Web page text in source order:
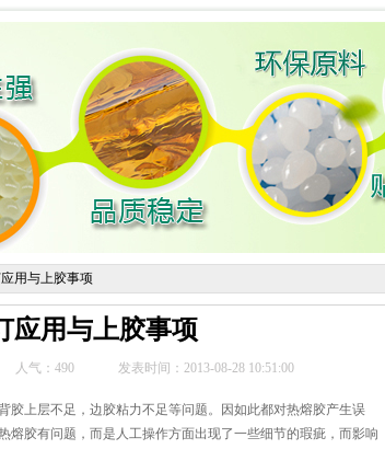
用与上胶事项
应用与上胶事项
人气： 490 发表时间：2013-08-28 10:51:00
上层不足，边胶粘力不足等问题。因如此都对热熔胶产生误
熔胶有问题，而是人工操作方面出现了一些细节的瑕疵，而影响